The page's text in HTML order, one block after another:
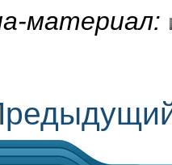
материал: